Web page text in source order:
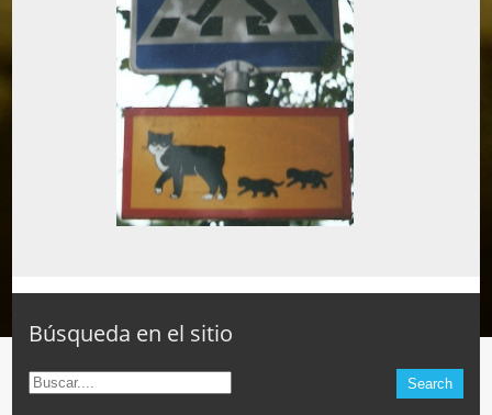
Búsqueda en el sitio